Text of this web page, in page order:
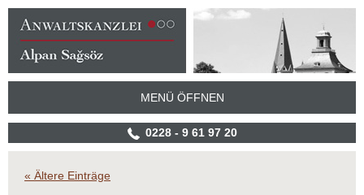
MENÜ ÖFFNEN
0228 - 9 61 97 20
« Ältere Einträge